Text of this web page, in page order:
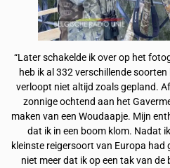
“Later schakelde ik over op het
heb ik al 332 verschillende
verloopt niet altijd zoals gepland.
zonnige ochtend aan het
maken van een Woudaapje. Mijn
dat ik in een boom klom. Nadat
kleinste reigersoort van Europa had
niet meer dat ik op een tak van